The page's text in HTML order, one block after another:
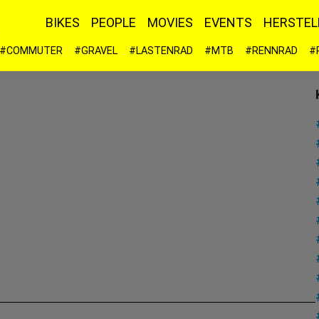
BIKES PEOPLE MOVIES EVENTS
#COMMUTER #GRAVEL #LASTENRAD #MTB #RENNRAD